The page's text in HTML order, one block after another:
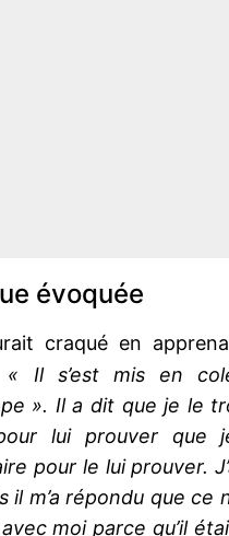
évoquée
craqué en
« Il s’est mis en
». Il a dit que je le
lui prouver que
pour le lui prouver.
m’a répondu que ce
moi parce qu’il